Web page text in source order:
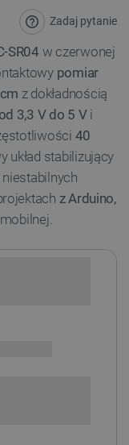
Zadaj pytanie
SR04 w czerwonej
pomiar
z dokładnością
od 3,3 V do 5 Vi
40
układ stabilizujący
z Arduino,